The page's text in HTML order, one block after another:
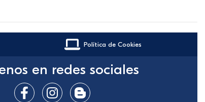
Política de Cookies
en redes sociales